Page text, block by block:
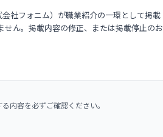
社フォニム）が職業紹介の一環として掲載
ん。掲載内容の修正、または掲載停止のお
内容を必ずご確認ください。